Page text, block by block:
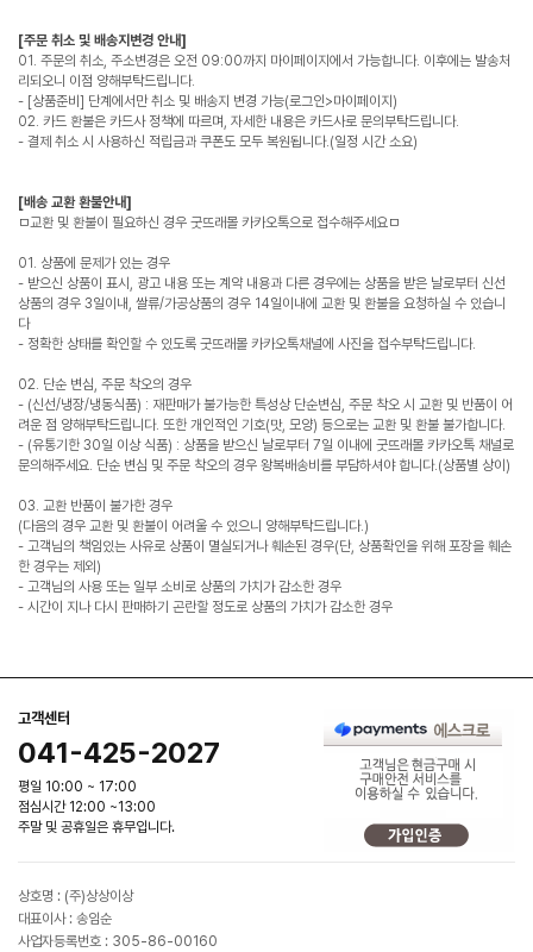
[주문 취소 및 배송지변경 안내]
01. 주문의 취소, 주소변경은 오전 09:00까지 마이페이지에서 가능합니다. 이후에는 발송처
리되오니 이점 양해부탁드립니다.
- [상품준비] 단계에서만 취소 및 배송지 변경 가능(로그인>마이페이지)
02. 카드 환불은 카드사 정책에 따르며, 자세한 내용은 카드사로 문의부탁드립니다.
- 결제 취소 시 사용하신 적립금과 쿠폰도 모두 복원됩니다.(일정 시간 소요)
[배송 교환 환불안내]
ㅁ교환 및 환불이 필요하신 경우 굿뜨래몰 카카오톡으로 접수해주세요ㅁ
01. 상품에 문제가 있는 경우
- 받으신 상품이 표시, 광고 내용 또는 계약 내용과 다른 경우에는 상품을 받은 날로부터 신선
상품의 경우 3일이내, 쌀류/가공상품의 경우 14일이내에 교환 및 환불을 요청하실 수 있습니
다
- 정확한 상태를 확인할 수 있도록 굿뜨래몰 카카오톡채널에 사진을 접수부탁드립니다.
02. 단순 변심, 주문 착오의 경우
- (신선/냉장/냉동식품) : 재판매가 불가능한 특성상 단순변심, 주문 착오 시 교환 및 반품이 어
려운 점 양해부탁드립니다. 또한 개인적인 기호(맛, 모양) 등으로는 교환 및 환불 불가합니다.
- (유통기한 30일 이상 식품) : 상품을 받으신 날로부터 7일 이내에 굿뜨래몰 카카오톡 채널로
문의해주세요. 단순 변심 및 주문 착오의 경우 왕복배송비를 부담하셔야 합니다.(상품별 상이)
03. 교환 반품이 불가한 경우
(다음의 경우 교환 및 환불이 어려울 수 있으니 양해부탁드립니다.)
- 고객님의 책임있는 사유로 상품이 멸실되거나 훼손된 경우(단, 상품확인을 위해 포장을 훼손
한 경우는 제외)
- 고객님의 사용 또는 일부 소비로 상품의 가치가 감소한 경우
- 시간이 지나 다시 판매하기 곤란할 정도로 상품의 가치가 감소한 경우
고객센터
041-425-2027
평일 10:00 ~ 17:00
점심시간 12:00 ~13:00
주말 및 공휴일은 휴무입니다.
상호명 : (주)상상이상
대표이사 : 송임순
사업자등록번호 : 305-86-00160